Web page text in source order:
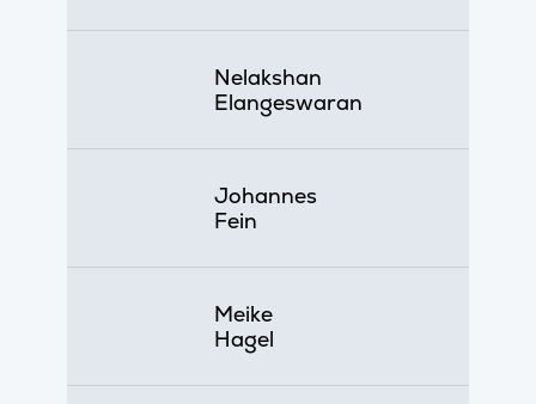
Nelakshan
Elangeswaran
Johannes
Fein
Meike
Hagel